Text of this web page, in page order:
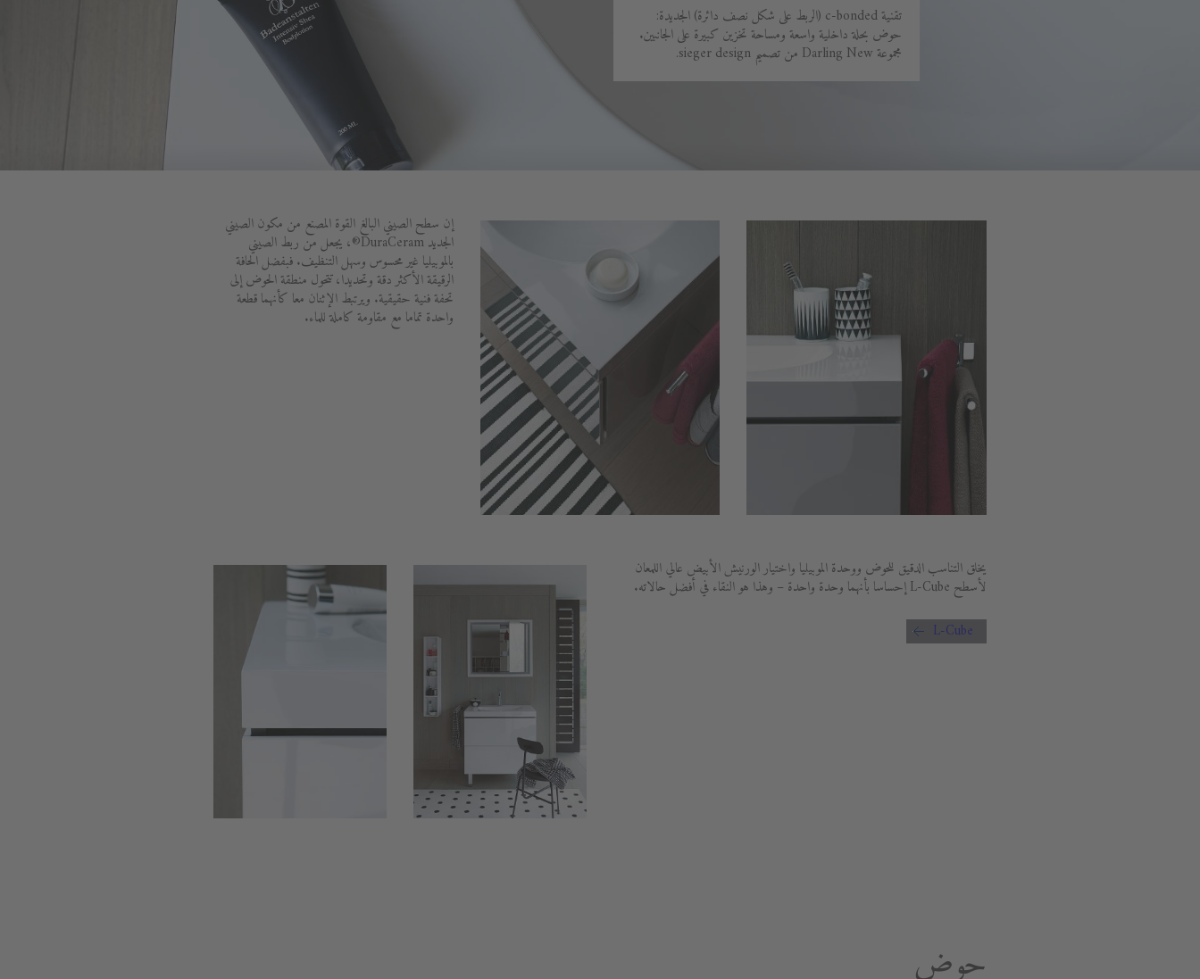
تقنية c-bonded (الربط على شكل نصف دائرة) الجديدة:
حوض بحلة داخلية واسعة ومساحة تخزين كبيرة على الجانبين.
مجموعة Darling New من تصميم sieger design.
إن سطح الصيني البالغ القوة المصنع من مكون الصيني
الجديد DuraCeram®، يجعل من ربط الصيني
بالموبيليا غير محسوس وسهل التنظيف. فبفضل الحافة
الرقيقة الأكثر دقة وتحديدا، تتحول منطقة الحوض إلى
تحفة فنية حقيقية. ويرتبط الإثنان معا كأنهما قطعة
واحدة تماما مع مقاومة كاملة للماء.
يخلق التناسب الدقيق للحوض ووحدة الموبيليا واختيار الورنيش الأبيض عالي اللمعان
لأسطح L-Cube إحساسا بأنهما وحدة واحدة – وهذا هو النقاء في أفضل حالاته.
L-Cube
حوض